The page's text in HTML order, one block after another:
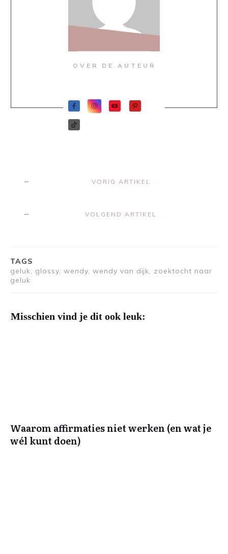
OVER DE AUTEUR
VORIG ARTIKEL
VOLGEND ARTIKEL
TAGS
geluk, glossy, wendy, wendy van dijk, zoektocht naar
geluk
Misschien vind je dit ook leuk:
Waarom affirmaties niet werken (en wat je
wél kunt doen)